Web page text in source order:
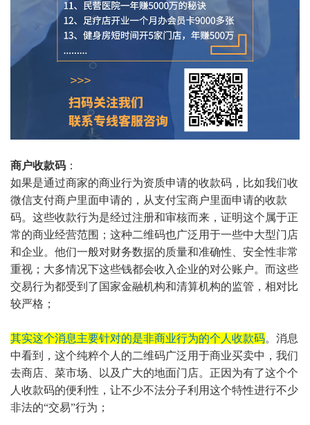
商户收款码 ：
如果是通过商家的商业行为资质申请的收款码，比如我们收
微信支付商户里面申请的，从支付宝商户里面申请的收款
码。这些收款行为是经过注册和审核而来，证明这个属于正
常的商业经营范围；这种二维码也广泛用于一些中大型门店
和企业。他们一般对财务数据的质量和准确性、安全性非常
重视；大多情况下这些钱都会收入企业的对公账户。而这些
交易行为都受到了国家金融机构和清算机构的监管，相对比
较严格；
其实这个消息主要针对的是非商业行为的个人收款码。消息
中看到，这个纯粹个人的二维码广泛用于商业买卖中，我们
去商店、菜市场、以及广大的地面门店。正因为有了这个个
人收款码的便利性，让不少不法分子利用这个特性进行不少
非法的“交易”行为；